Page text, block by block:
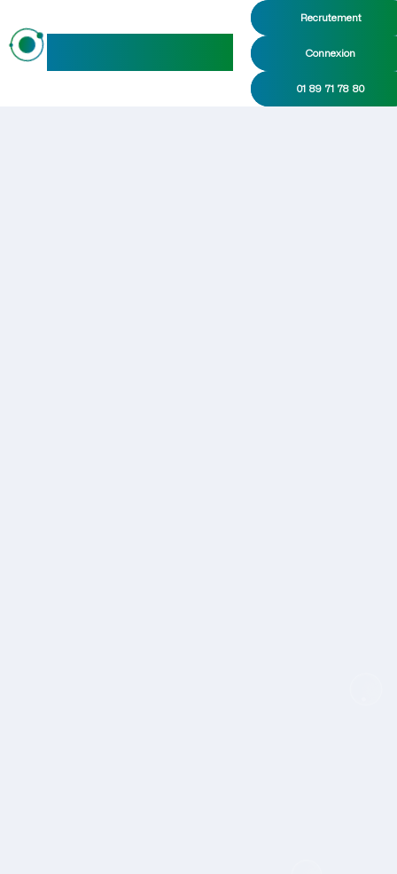
Recrutement
Connexion
01 89 71 78 80